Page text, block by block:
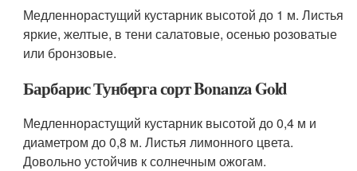
Медленнорастущий кустарник высотой до 1 м. Листья
яркие, желтые, в тени салатовые, осенью розоватые
или бронзовые.
Барбарис Тунберга сорт Bonanza Gold
Медленнорастущий кустарник высотой до 0,4 м и
диаметром до 0,8 м. Листья лимонного цвета.
Довольно устойчив к солнечным ожогам.